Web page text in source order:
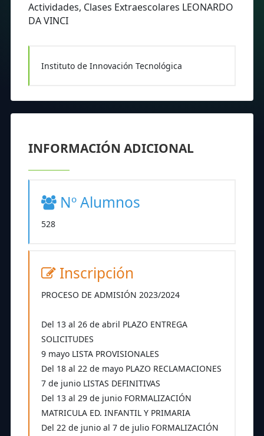
Actividades, Clases Extraescolares LEONARDO
DA VINCI
Instituto de Innovación Tecnológica
INFORMACIÓN ADICIONAL
Nº Alumnos
528
Inscripción
PROCESO DE ADMISIÓN 2023/2024
Del 13 al 26 de abril PLAZO ENTREGA
SOLICITUDES
9 mayo LISTA PROVISIONALES
Del 18 al 22 de mayo PLAZO RECLAMACIONES
7 de junio LISTAS DEFINITIVAS
Del 13 al 29 de junio FORMALIZACIÓN
MATRICULA ED. INFANTIL Y PRIMARIA
Del 22 de junio al 7 de julio FORMALIZACIÓN